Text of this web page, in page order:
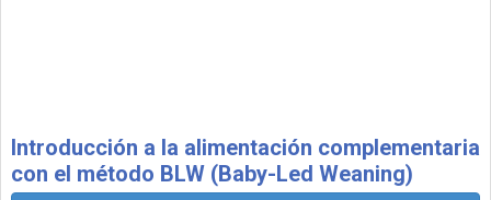
Introducción a la alimentación complementaria
con el método BLW (Baby-Led Weaning)